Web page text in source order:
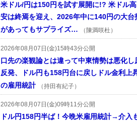
米ドル/円は150円を試す展開に!? 米ドル高
安は終焉を迎え、2026年中に140円の大台
があってもサプライズ…
（陳満咲杜）
2026年08月07日(金)15時43分公開
口先の楽観論とは違って中東情勢は悪化し
反発、ドル円も158円台に戻しドル金利上
の雇用統計
（持田有紀子）
2026年08月07日(金)09時11分公開
ドル円158円半ば！今晩米雇用統計→介入